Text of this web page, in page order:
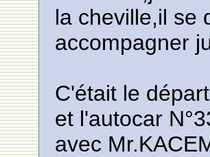
la cheville,il se
accompagner
C'était le
et l'autocar
avec